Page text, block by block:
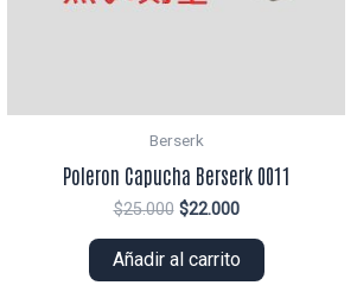
Berserk
Poleron Capucha Berserk 0011
$25.000 El
original
era:
$22.000El
actual
es:
Añadir al carrito